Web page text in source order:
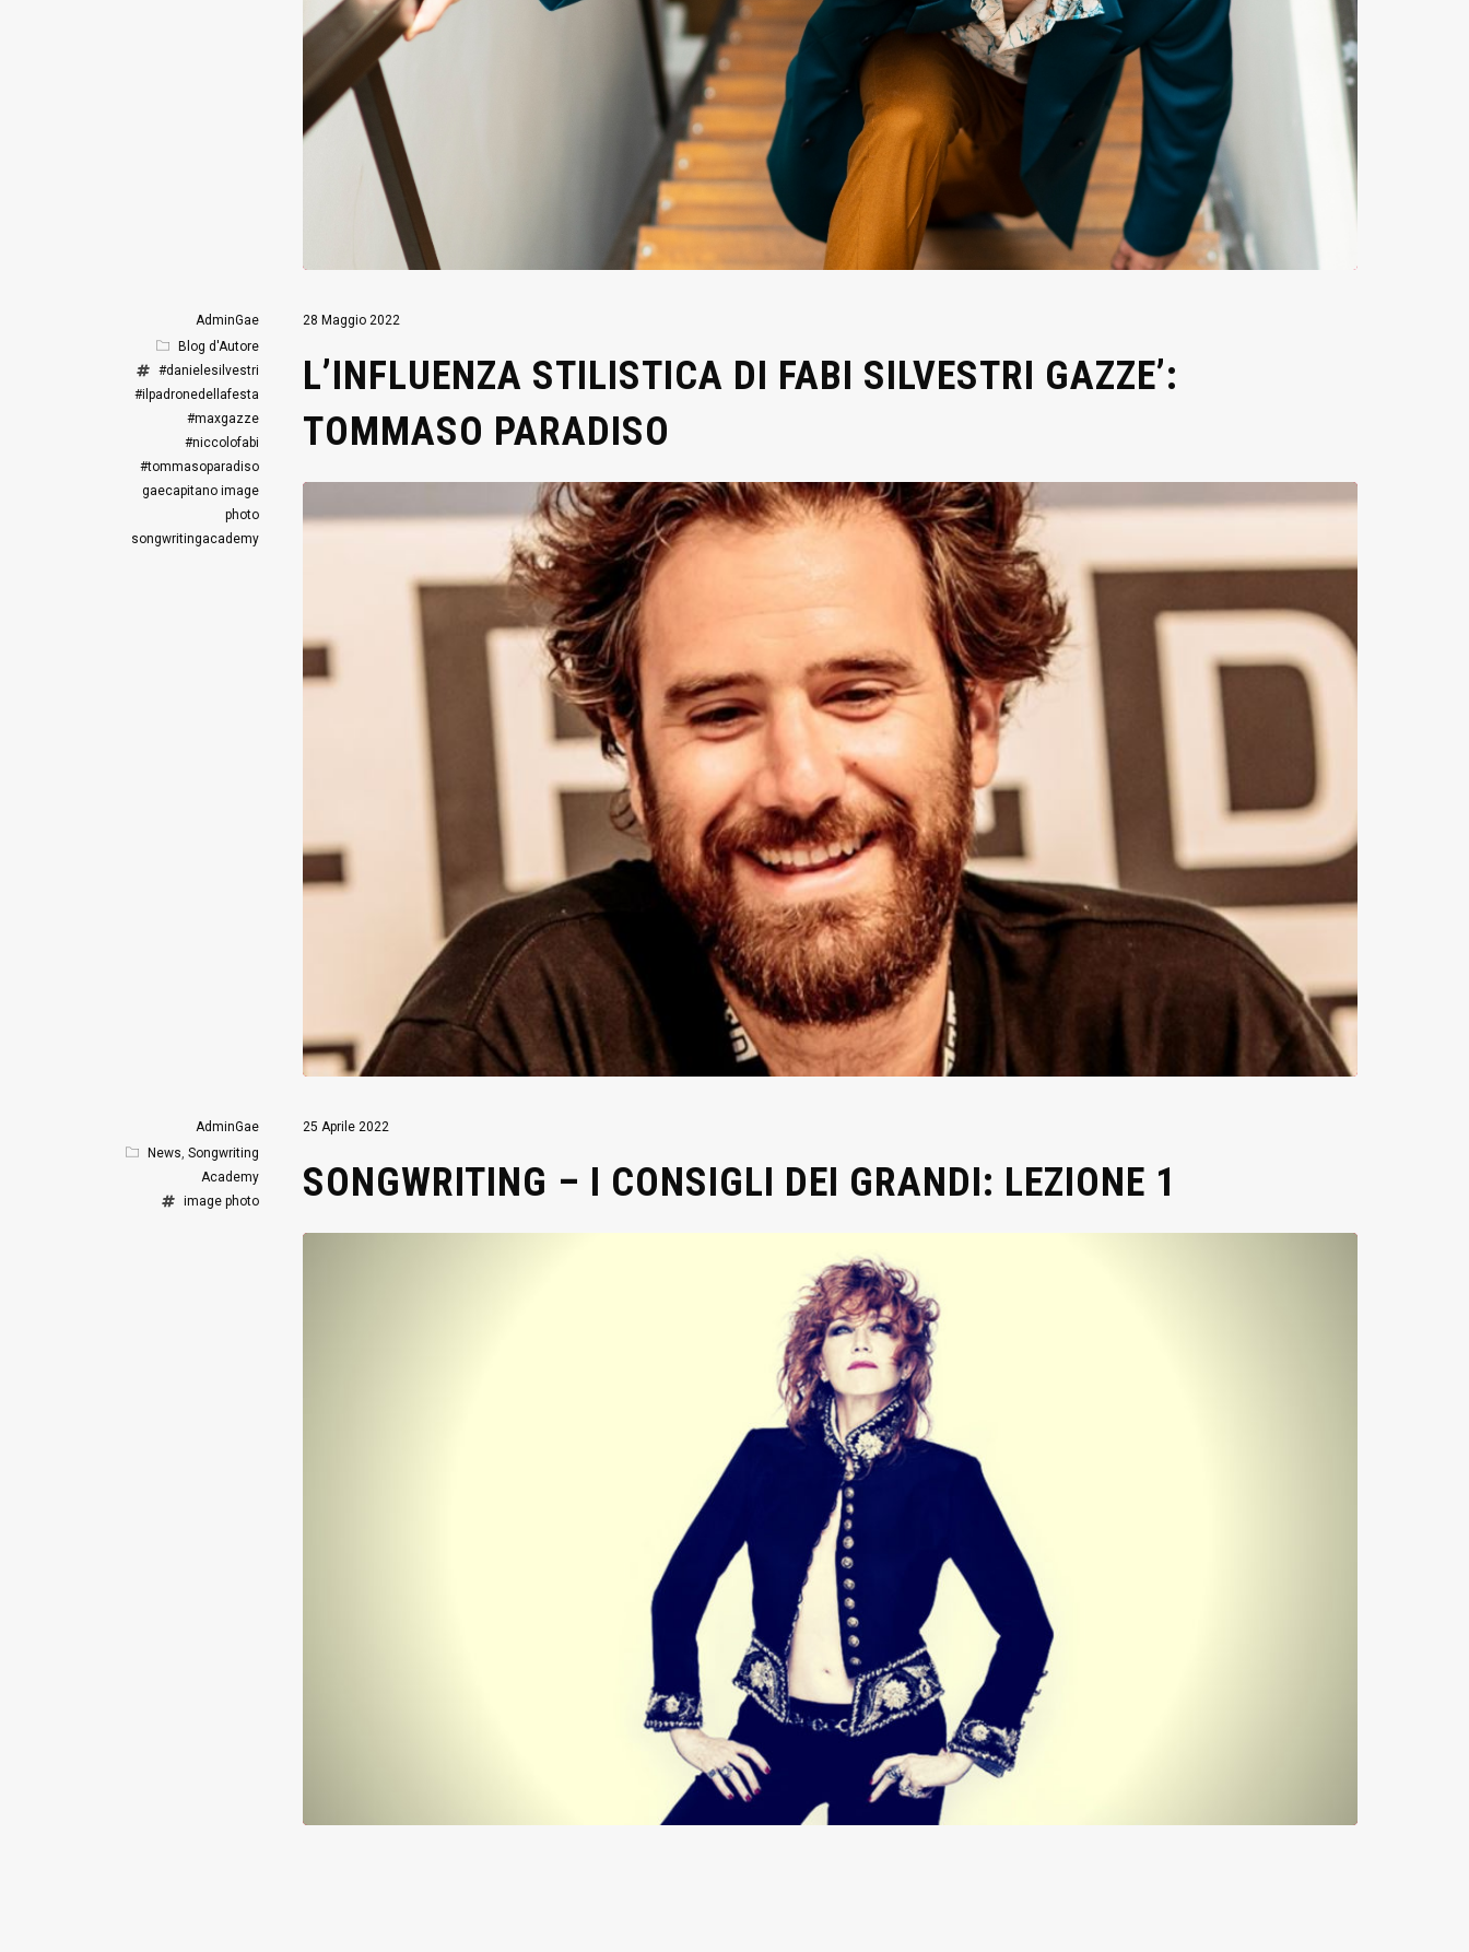
28 Maggio 2022
L’INFLUENZA STILISTICA DI FABI SILVESTRI GAZZE’:
TOMMASO PARADISO
AdminGae
Blog d'Autore
#danielesilvestri
#ilpadronedellafesta
#maxgazze
#niccolofabi
#tommasoparadiso
gaecapitano image
photo
songwritingacademy
25 Aprile 2022
SONGWRITING – I CONSIGLI DEI GRANDI: LEZIONE 1
AdminGae
News Songwriting
Academy
image photo